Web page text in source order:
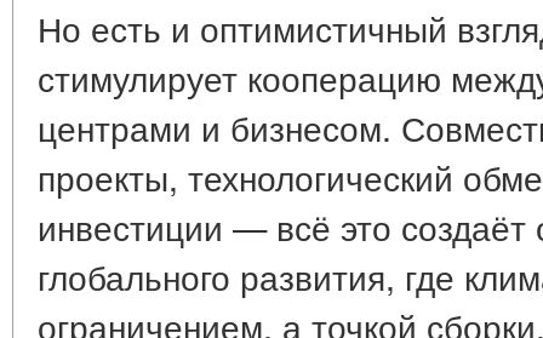
Но есть и оптимистичный
стимулирует кооперацию
центрами и бизнесом.
проекты, технологический
инвестиции — всё это
глобального развития, где
ограничением, а точкой